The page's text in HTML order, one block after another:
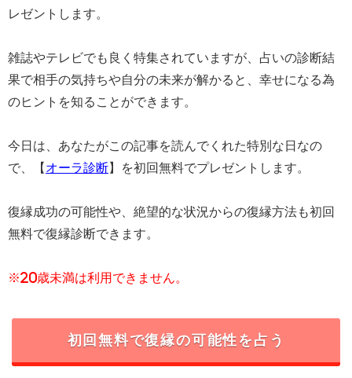
レゼントします。
雑誌やテレビでも良く特集されていますが、占いの診断結
果で相手の気持ちや自分の未来が解かると、幸せになる為
のヒントを知ることができます。
今日は、あなたがこの記事を読んでくれた特別な日なの
で、【 オーラ診断】を初回無料でプレゼントします。
復縁成功の可能性や、絶望的な状況からの復縁方法も初回
無料で復縁診断できます。
※20歳未満は利用できません。
初回無料で復縁の可能性を占う